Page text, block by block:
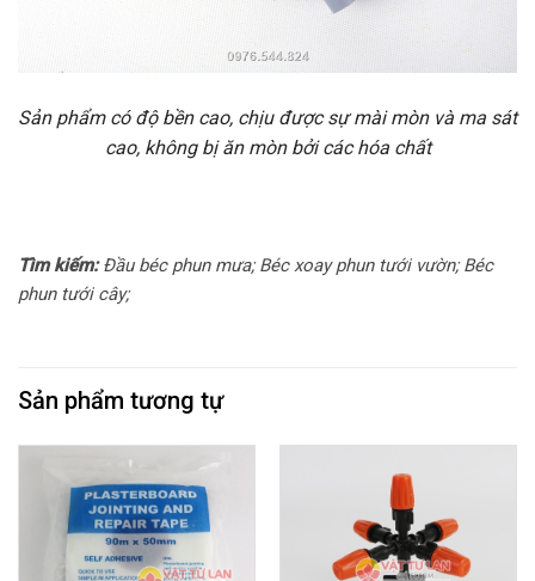
Sản phẩm có độ bền cao, chịu được sự mài mòn và ma sát
cao, không bị ăn mòn bởi các hóa chất
Tìm kiếm:Đầu béc phun mưa; Béc xoay phun tưới vườn; Béc
phun tưới cây;
Sản phẩm tương tự